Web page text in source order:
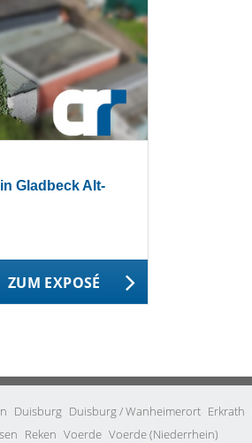
Gladbeck Alt-
ZUM EXPOSÉ
Duisburg Duisburg / Wanheimerort Erkrath
Reken Voerde Voerde (Niederrhein)